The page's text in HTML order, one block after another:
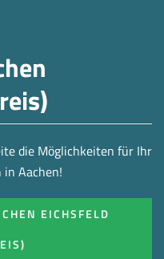
die Möglichkeiten für Ihr
in Aachen!
EICHSFELD